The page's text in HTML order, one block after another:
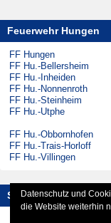
Feuerwehr Hungen
FF Hungen
FF Hu.-Bellersheim
FF Hu.-Inheiden
FF Hu.-Nonnenroth
FF Hu.-Steinheim
FF Hu.-Utphe
FF Hu.-Obbornhofen
FF Hu.-Trais-Horloff
FF Hu.-Villingen
Social-Media
Datenschutz und
die Website weiterhin